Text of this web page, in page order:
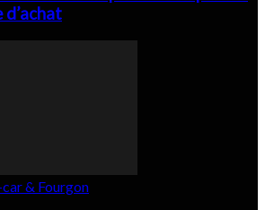
d’achat
& Fourgon